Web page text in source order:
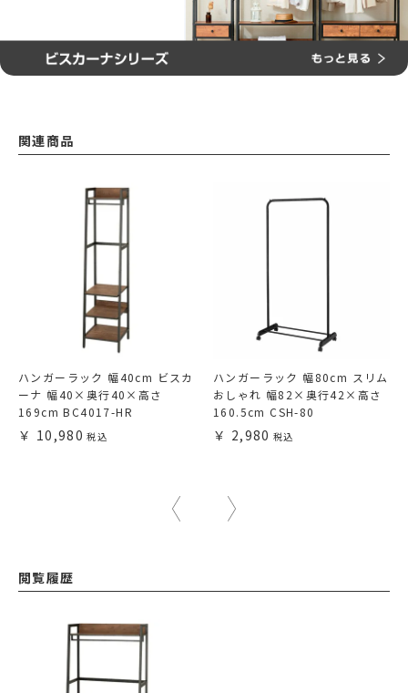
関連商品
ハンガーラック 幅40cm ビスカ
ーナ 幅40×奥行40×高さ
169cm BC4017-HR
10,980
ハンガーラック 幅80cm スリム
おしゃれ 幅82×奥行42×高さ
160.5cm CSH-80
2,980
閲覧履歴